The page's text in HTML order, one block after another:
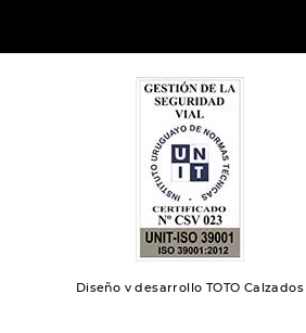
Diseño y desarrollo TOTO Calzados